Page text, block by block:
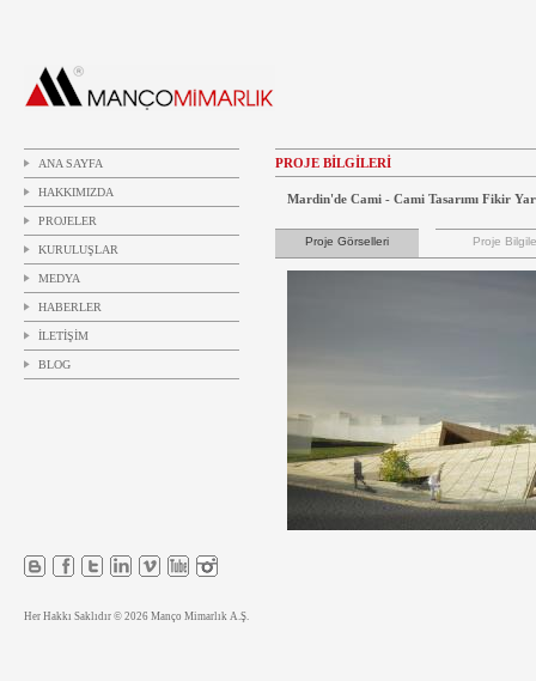
ANA SAYFA
HAKKIMIZDA
PROJELER
KURULUŞLAR
MEDYA
HABERLER
İLETİŞİM
BLOG
PROJE BİLGİLERİ
Mardin'de Cami - Cami Tasarımı Fikir
Proje Görselleri Proje
Her Hakkı Saklıdır © 2026 Manço Mimarlık A.Ş.